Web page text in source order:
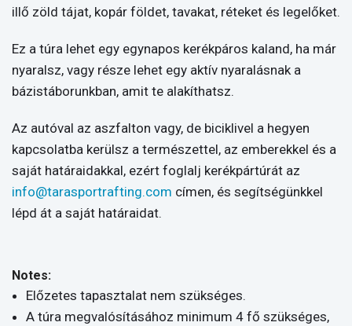
illő zöld tájat, kopár földet, tavakat, réteket és legelőket.
Ez a túra lehet egy egynapos kerékpáros kaland, ha már
nyaralsz, vagy része lehet egy aktív nyaralásnak a
bázistáborunkban, amit te alakíthatsz.
Az autóval az aszfalton vagy, de biciklivel a hegyen
kapcsolatba kerülsz a természettel, az emberekkel és a
saját határaidakkal, ezért foglalj kerékpártúrát az
info@tarasportrafting.com címen, és segítségünkkel
lépd át a saját határaidat.
Notes:
Előzetes tapasztalat nem szükséges.
A túra megvalósításához minimum 4 fő szükséges,